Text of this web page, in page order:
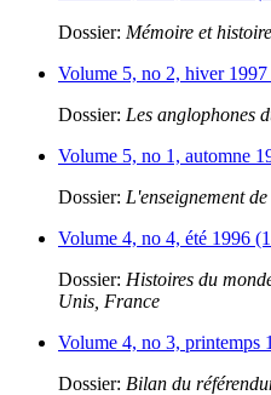
Dossier: Mémoire et histoire
Volume 5, no 2, hiver
Dossier: Les anglophones
Volume 5, no 1, automne
Dossier: L'enseignement
Volume 4, no 4, été 1996
Dossier: Histoires du
Unis, France
Volume 4, no 3, printemps
Dossier: Bilan du